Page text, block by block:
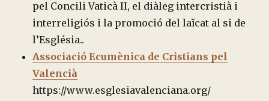
pel Concili Vaticà II, el diàleg intercristià i
interreligiós i la promoció del laïcat al si de
l’Església..
Associació Ecumènica de Cristians pel
Valencià
https://www.esglesiavalenciana.org/